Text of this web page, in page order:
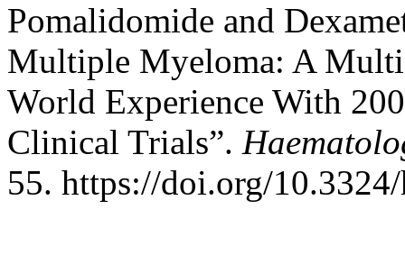
Pomalidomide and
Multiple Myeloma: A
World Experience With
Clinical Trials”.
55. https://doi.org/